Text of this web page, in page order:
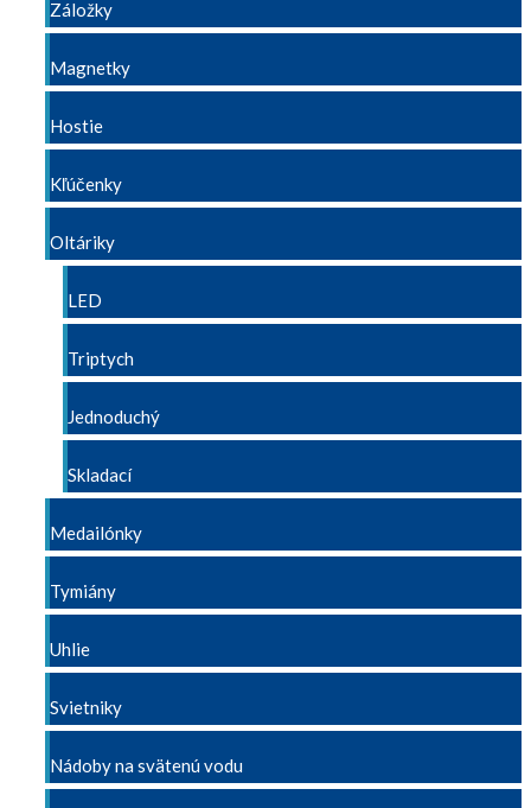
Záložky
Magnetky
Hostie
Kľúčenky
Oltáriky
LED
Triptych
Jednoduchý
Skladací
Medailónky
Tymiány
Uhlie
Svietniky
Nádoby na svätenú vodu